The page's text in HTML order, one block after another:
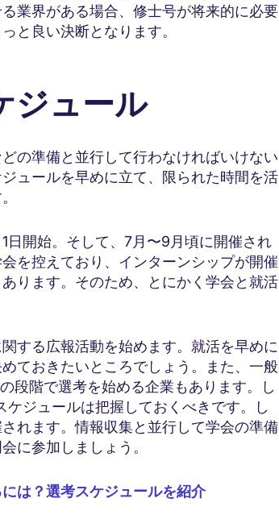
業界がある場合、修士号が将来的に必要
と良い決断となります。
ジュール
の準備と並行して行わなければいけない
ュールを早めに立て、限られた時間を活
日開始。そして、7月〜9月頃に開催され
を控えており、インターンシップが開催
ります。そのため、とにかく学会と就活
する広報活動を始めます。就活を早めに
ておきたいところでしょう。また、一般
段階で選考を始める企業もあります。し
ジュールは把握しておくべきです。し
れます。情報収集と並行して学会の準備
に参加しましょう。
は？選考スケジュールを紹介